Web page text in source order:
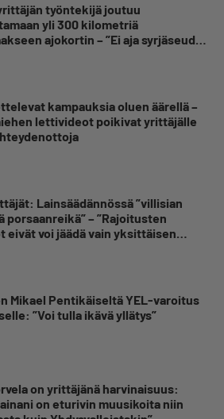
työntekijä joutuu
yli 300 kilometriä
ajokortin – ”Ei aja syrjäseudun
kampauksia oluen äärellä –
lettivideot poikivat yrittäjälle
Lainsäädännössä ”villisian
porsaanreikä” – ”Rajoitusten
eivät voi jäädä vain yksittäisen
Mikael Pentikäiseltä YEL-varoitus
”Voi tulla ikävä yllätys”
on yrittäjänä harvinaisuus:
on eturivin muusikoita niin